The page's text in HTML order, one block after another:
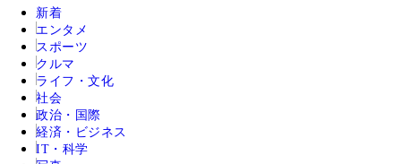
新着
エンタメ
スポーツ
クルマ
ライフ・文化
社会
政治・国際
経済・ビジネス
IT・科学